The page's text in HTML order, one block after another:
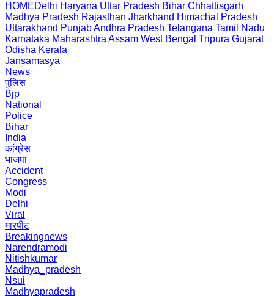
HOMEDelhi Haryana Uttar Pradesh Bihar Chhattisgarh
Madhya Pradesh Rajasthan Jharkhand Himachal Pradesh
Uttarakhand PunjabAndhra Pradesh Telangana Tamil Nadu
Karnataka Maharashtra Assam West Bengal Tripura Gujarat
Odisha Kerala
Jansamasya
News
पुलिस
Bjp
National
Police
Bihar
India
कांग्रेस
भाजपा
Accident
Congress
Modi
Delhi
Viral
मारपीट
Breakingnews
Narendramodi
Nitishkumar
Madhya_pradesh
Nsui
Madhyapradesh